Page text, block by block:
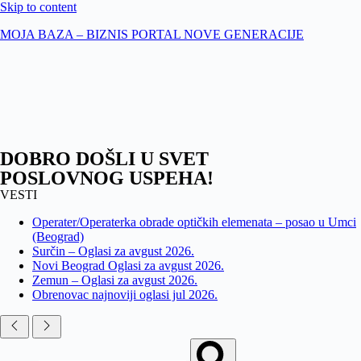
Skip to content
MOJA BAZA – BIZNIS PORTAL NOVE GENERACIJE
DOBRO DOŠLI U SVET
POSLOVNOG USPEHA!
VESTI
Operater/Operaterka obrade optičkih elemenata – posao u Umci
(Beograd)
Surčin – Oglasi za avgust 2026.
Novi Beograd Oglasi za avgust 2026.
Zemun – Oglasi za avgust 2026.
Obrenovac najnoviji oglasi jul 2026.